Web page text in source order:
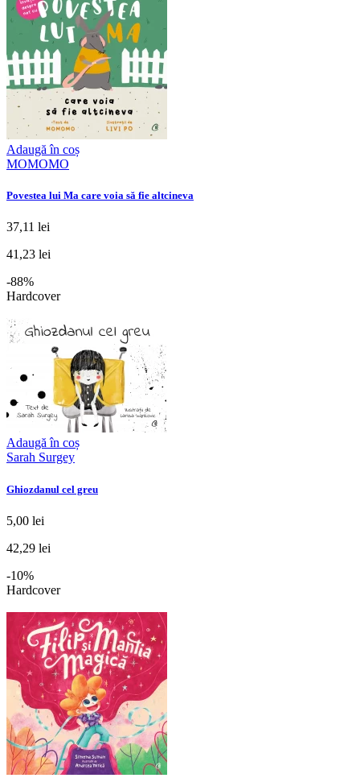
Adaugă în coș
MOMOMO
Povestea lui Ma care voia să fie altcineva
37,11 lei
41,23 lei
-88%
Hardcover
Adaugă în coș
Sarah Surgey
Ghiozdanul cel greu
5,00 lei
42,29 lei
-10%
Hardcover